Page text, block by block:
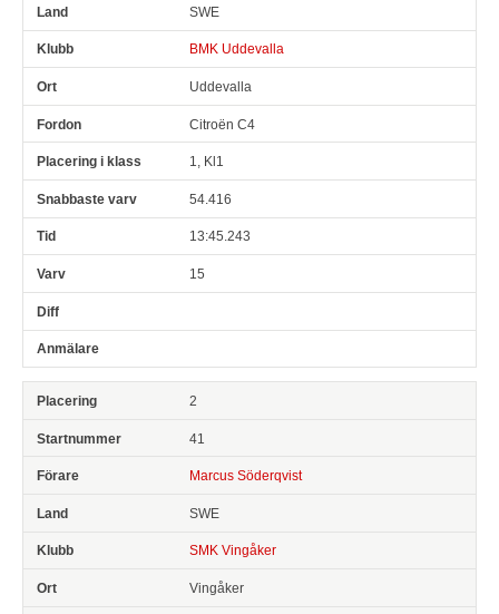
SWE
BMK Uddevalla
Uddevalla
Citroën C4
1, Kl1
54.416
13:45.243
15
2
41
Marcus Söderqvist
SWE
SMK Vingåker
Vingåker